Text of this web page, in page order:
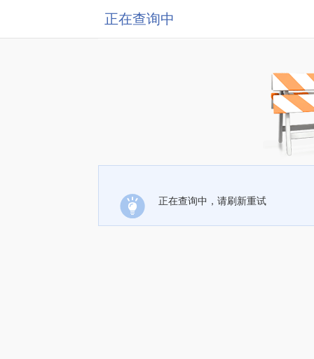
正在查询中
正在查询中，请刷新重试